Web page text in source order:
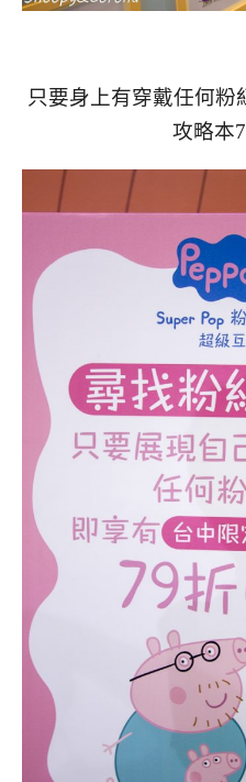
只要身上有穿戴任何粉
攻略本